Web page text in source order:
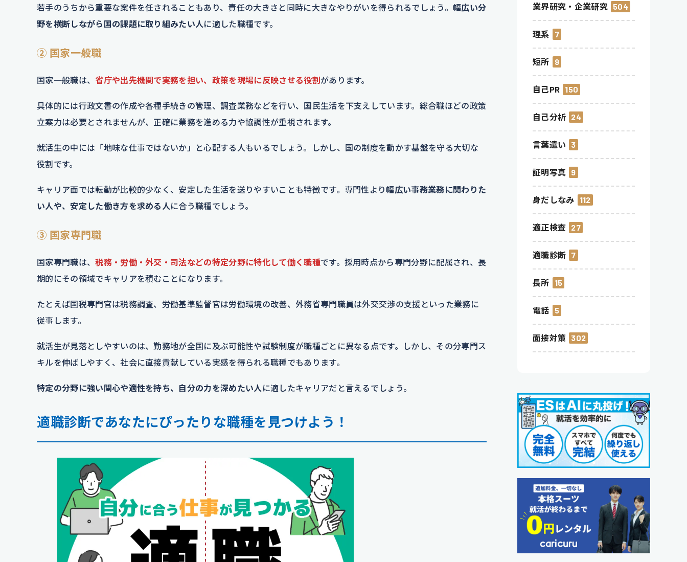
若手のうちから重要な案件を任されることもあり、責任の大きさと同時に大きなやりがいを得られるでしょう。幅広い分
野を横断しながら国の課題に取り組みたい人に適した職種です。
② 国家一般職
国家一般職は、 省庁や出先機関で実務を担い、政策を現場に反映させる役割があります。
具体的には行政文書の作成や各種手続きの管理、調査業務などを行い、国民生活を下支えしています。総合職ほどの政策
立案力は必要とされませんが、正確に業務を進める力や協調性が重視されます。
就活生の中には「地味な仕事ではないか」と心配する人もいるでしょう。しかし、国の制度を動かす基盤を守る大切な
役割です。
キャリア面では転勤が比較的少なく、安定した生活を送りやすいことも特徴です。専門性より幅広い事務業務に関わりた
い人や、安定した働き方を求める人に合う職種でしょう。
③ 国家専門職
国家専門職は、税務・労働・外交・司法などの特定分野に特化して働く職種です。採用時点から専門分野に配属され、長
期的にその領域でキャリアを積むことになります。
たとえば国税専門官は税務調査、労働基準監督官は労働環境の改善、外務省専門職員は外交交渉の支援といった業務に
従事します。
就活生が見落としやすいのは、勤務地が全国に及ぶ可能性や試験制度が職種ごとに異なる点です。しかし、その分専門ス
キルを伸ばしやすく、社会に直接貢献している実感を得られる職種でもあります。
特定の分野に強い関心や適性を持ち、自分の力を深めたい人 に適したキャリアだと言えるでしょう。
適職診断であなたにぴったりな職種を見つけよう！
業界研究・企業研究 504
理系 7
短所 9
自己PR 150
自己分析 24
言葉遣い 3
証明写真 9
身だしなみ 112
適正検査 27
適職診断 7
長所 15
電話 5
面接対策 302